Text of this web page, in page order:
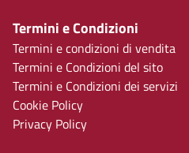
Termini e Condizioni
Termini e condizioni di vendita
Termini e Condizioni del sito
Termini e Condizioni dei servizi
Cookie Policy
Privacy Policy